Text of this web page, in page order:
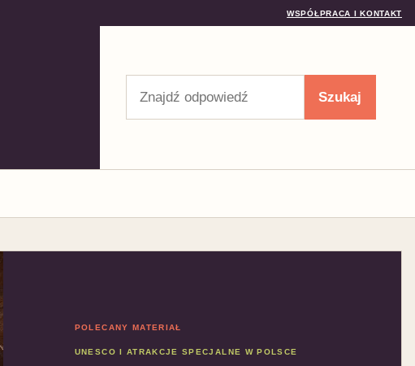
WSPÓŁPRACA I KONTAKT
Szukaj
POLECANY MATERIAŁ
UNESCO I ATRAKCJE SPECJALNE W POLSCE